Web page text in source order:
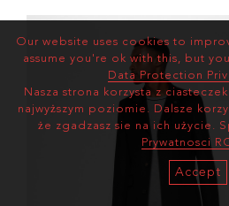
Our website uses cookies to
assume you're ok with this, but
Data Protection
Nasza strona korzysta z
najwyższym poziomie. Dalsze
że zgadzasz sie na ich użycie.
Prywatnosci
Accept